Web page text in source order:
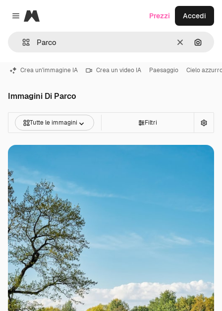
Close menu
Magnific
CancellaCerca
Prezzi Accedi
Crea un'immagine IA Crea un video IA Paesaggio Cielo
Immagini Di Parco
Tutte le immagini Filtri